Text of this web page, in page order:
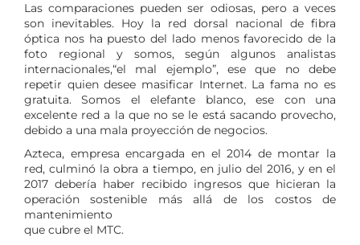
Las comparaciones pueden ser odiosas, pero a veces
son inevitables. Hoy la red dorsal nacional de fibra
óptica nos ha puesto del lado menos favorecido de la
foto regional y somos, según algunos analistas
internacionales,“el mal ejemplo”, ese que no debe
repetir quien desee masificar Internet. La fama no es
gratuita. Somos el elefante blanco, ese con una
excelente red a la que no se le está sacando provecho,
debido a una mala proyección de negocios.
Azteca, empresa encargada en el 2014 de montar la
red, culminó la obra a tiempo, en julio del 2016, y en el
2017 debería haber recibido ingresos que hicieran la
operación sostenible más allá de los costos de
mantenimiento
que cubre el MTC.